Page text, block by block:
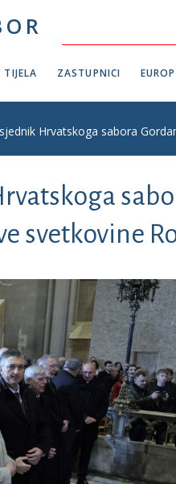
ZASTUPNICI
Hrvatskoga sabora
svetkovine